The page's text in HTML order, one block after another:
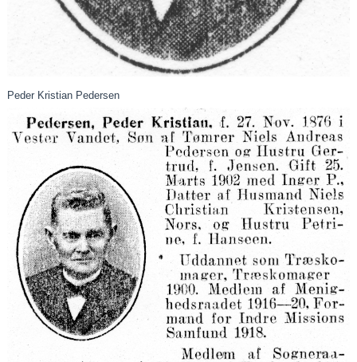
Peder Kristian Pedersen